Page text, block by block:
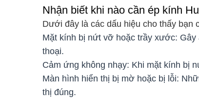
Nhận biết khi nào cần ép kính
Dưới đây là các dấu hiệu cho thấy bạn
Mặt kính bị nứt vỡ hoặc trầy xước:
thoại.
Cảm ứng không nhạy: Khi mặt kính bị
Màn hình hiển thị bị mờ hoặc bị lỗi:
thị đúng.